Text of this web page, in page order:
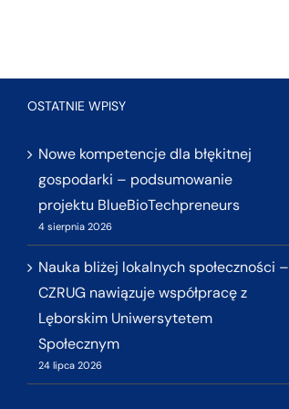
OSTATNIE WPISY
Nowe kompetencje dla błękitnej
gospodarki – podsumowanie
projektu BlueBioTechpreneurs
4 sierpnia 2026
Nauka bliżej lokalnych społeczności –
CZRUG nawiązuje współpracę z
Lęborskim Uniwersytetem
Społecznym
24 lipca 2026